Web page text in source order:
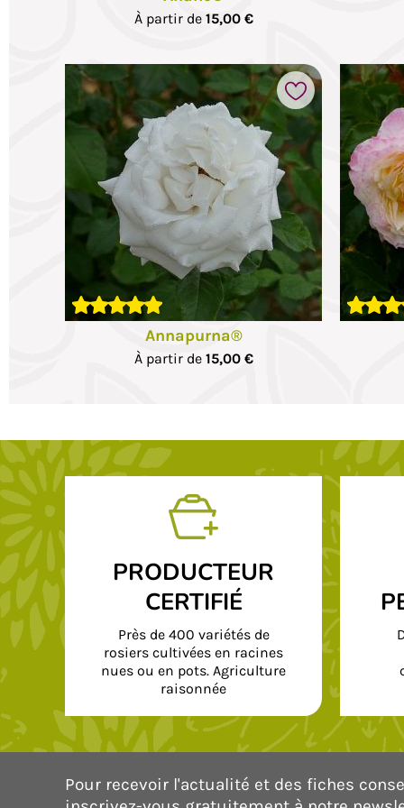
À partir de 15,00 €
Annapurna®
À partir de 15,00 €
Ajouter à mes favoris
2
PRODUCTEUR
CERTIFIÉ
Près de 400 variétés de
rosiers cultivées en racines
nues ou en pots. Agriculture
raisonnée
Pour recevoir l'actualité et des fiches